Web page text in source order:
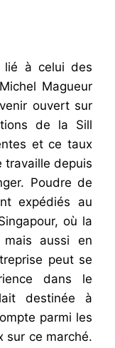
lié à celui des
Magueur
ouvert sur
de la Sill
et ce taux
travaille depuis
Poudre de
expédiés au
où la
aussi en
peut se
dans le
destinée à
parmi les
sur ce marché.